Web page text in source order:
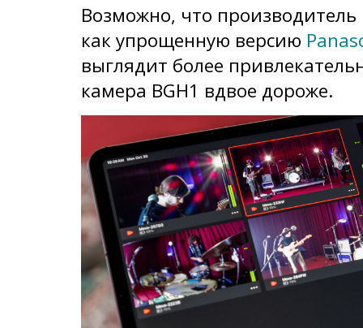
Возможно, что
как упрощенную версию
выглядит более
камера BGH1 вдвое дороже.